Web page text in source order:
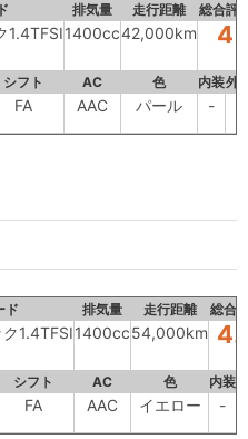
排気量 走行距離 総合評
1.4TFSI1400cc42,000km 4
シフト AC 色 内装外
FA AAC パール -
ド 排気量 走行距離 総合
1.4TFSI1400cc54,000km
シフト AC 色 内装
FA AAC イエロー -